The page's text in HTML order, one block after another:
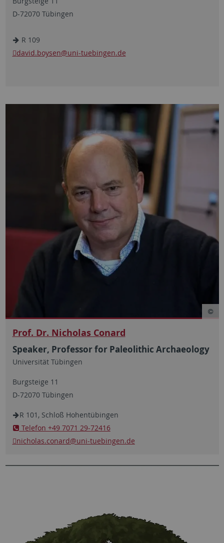
D-72070 Tübingen
R 109
david.boysen@uni-tuebingen.de
Prof. Dr. Nicholas Conard
Speaker, Professor for Paleolithic Archaeology
Universität Tübingen
Burgsteige 11
D-72070 Tübingen
R 101, Schloß Hohentübingen
Telefon +49 7071 29-72416
nicholas.conard@uni-tuebingen.de